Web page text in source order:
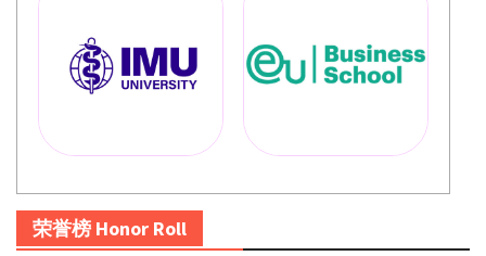
荣誉榜 Honor Roll